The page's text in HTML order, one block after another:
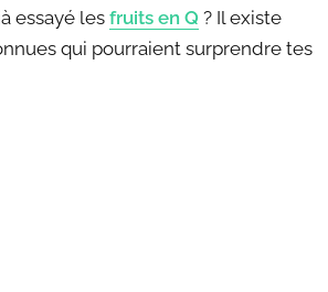
essayé les fruits en Q ? Il existe
qui pourraient surprendre tes